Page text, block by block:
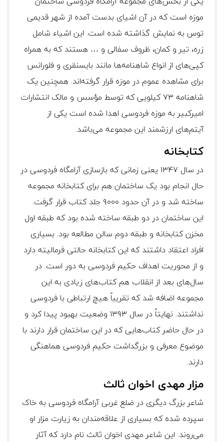
موزه است که در آن اشیای بدست آمده از شهر قدیمی
توس به نمایش گذاشته شده است. این اشیاء شامل
زره، تیر و کمان، ظروف سفالی و … هستند که به همراه
کپی‌های از انواع شاهنامه‌ها مانند بایسنقری و فلورانس
برای مشاهده عموم در موزه قرار گرفته‌اند. همچنین یک
شاهنامه ۷۳ کیلویی که توسط مؤسس و مالک انتشارات
امیرکبیر به موزه فردوسی اهدا شده است یکی از
آیتم‌های ارزشمند این مجموعه می‌باشد.
کتابخانه
در سال ۱۳۴۷ یعنی زمانی که بازسازی آرامگاه فردوسی در
حال انجام بود یک ساختمان هم برای کتابخانه مجموعه
ساخته شد و در آن حدود ۹۰۰۰ جلد کتاب قرار گرفت.
این ساختمان در دو طبقه ساخته شده بود که طبقه اول
مخزن کتابخانه و طبقه دوم سالن مطالعه بود. بسیاری
افراد اعتقاد داشتند که این کتابخانه حالتی فرمالیته دارد
و از محوریت اهداف حکیم فردوسی به دور است. در
سال‌های بعد از انقلاب هم کتاب‌های زیادی به این
مجموعه اضافه شد که تقریباً هیچ ارتباطی با فردوسی
نداشتند. نهایتاً در سال ۱۳۹۳ وضعیت بهبود پیدا کرد و
در حال حاضر کتاب‌هایی که در این ساختمان قرار دارند با
موضوع معرفی و بزرگداشت حکیم فردوسی هماهنگی
دارند.
مزار مهدی اخوان ثالث
شاعر بزرگ دیگری در ضلع غربی آرامگاه فردوسی به خاک
سپرده شده که بسیاری از علاقه‌مندان به زیارت مزار او
می‌روند. این شاعر مهدی اخوان ثالث نام دارد که آثار